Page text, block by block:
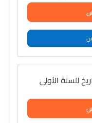
للسنة الأولى